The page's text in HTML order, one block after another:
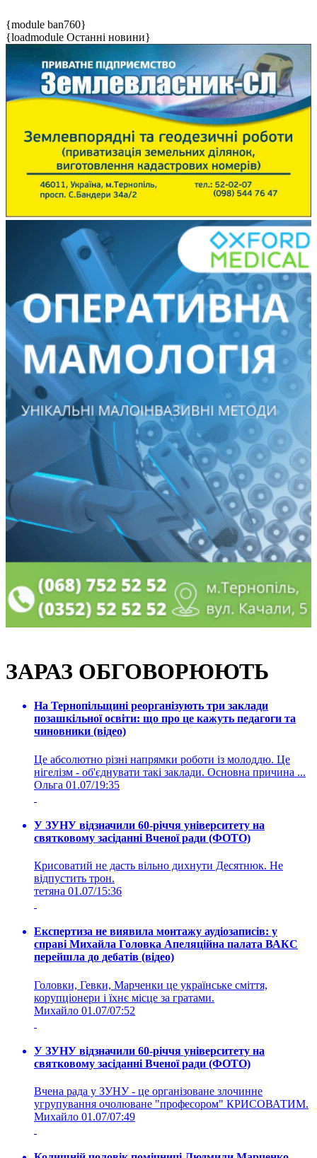
{module ban760}
{loadmodule Останні новини}
ЗАРАЗ ОБГОВОРЮЮТЬ
На Тернопільщині реорганізують три заклади
позашкільної освіти: що про це кажуть педагоги та
чиновники (відео)
Це абсолютно різні напрямки роботи із молоддю. Це
нігелізм - об'єднувати такі заклади. Основна причина ...
Ольга 01.07/19:35
У ЗУНУ відзначили 60-річчя університету на
святковому засіданні Вченої ради (ФОТО)
Крисоватий не дасть вільно дихнути Десятнюк. Не
відпустить трон.
тетяна 01.07/15:36
Експертиза не виявила монтажу аудіозаписів: у
справі Михайла Головка Апеляційна палата ВАКС
перейшла до дебатів (відео)
Головки, Гевки, Марченки це українське сміття,
корупціонери і їхнє місце за гратами.
Михайло 01.07/07:52
У ЗУНУ відзначили 60-річчя університету на
святковому засіданні Вченої ради (ФОТО)
Вчена рада у ЗУНУ - це організоване злочинне
угрупування очолюване "професором" КРИСОВАТИМ.
Михайло 01.07/07:49